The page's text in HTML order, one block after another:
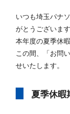
いつも埼玉パナ
がとうございます
本年度の夏季休
この間、「お問
せいたします。
夏季休暇